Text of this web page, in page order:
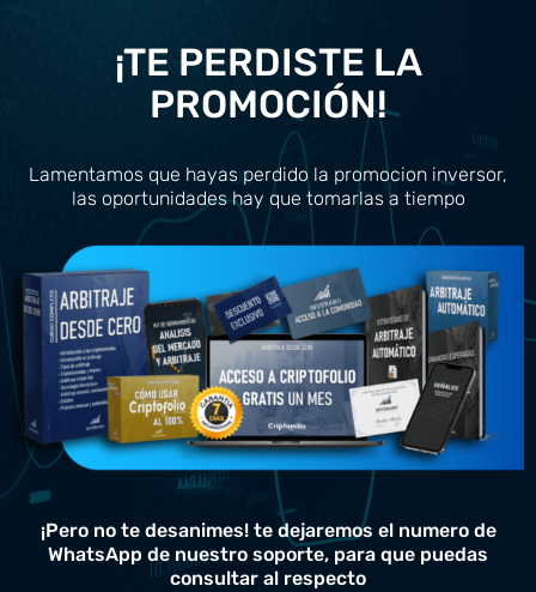
¡TE PERDISTE LA
PROMOCIÓN!
Lamentamos que hayas perdido la promocion inversor,
las oportunidades hay que tomarlas a tiempo
¡Pero no te desanimes! te dejaremos el numero de
WhatsApp de nuestro soporte, para que puedas
consultar al respecto